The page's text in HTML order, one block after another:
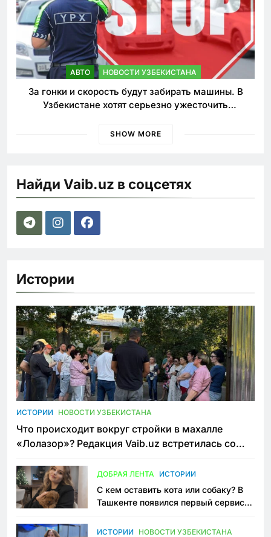
АВТО НОВОСТИ УЗБЕКИСТАНА
За гонки и скорость будут забирать машины. В
Узбекистане хотят серьезно ужесточить
SHOW MORE
Найди Vaib.uz в соцсетях
Истории
ИСТОРИИ НОВОСТИ УЗБЕКИСТАНА
Что происходит вокруг стройки в махалле
«Лолазор»? Редакция Vaib.uz встретилась со
ДОБРАЯ ЛЕНТА ИСТОРИИ
С кем оставить кота или собаку? В
Ташкенте появился первый сервис
ИСТОРИИ НОВОСТИ УЗБЕКИСТАНА